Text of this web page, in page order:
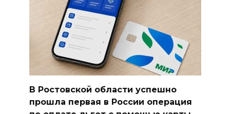
В Ростовской области успешно
прошла первая в России операция